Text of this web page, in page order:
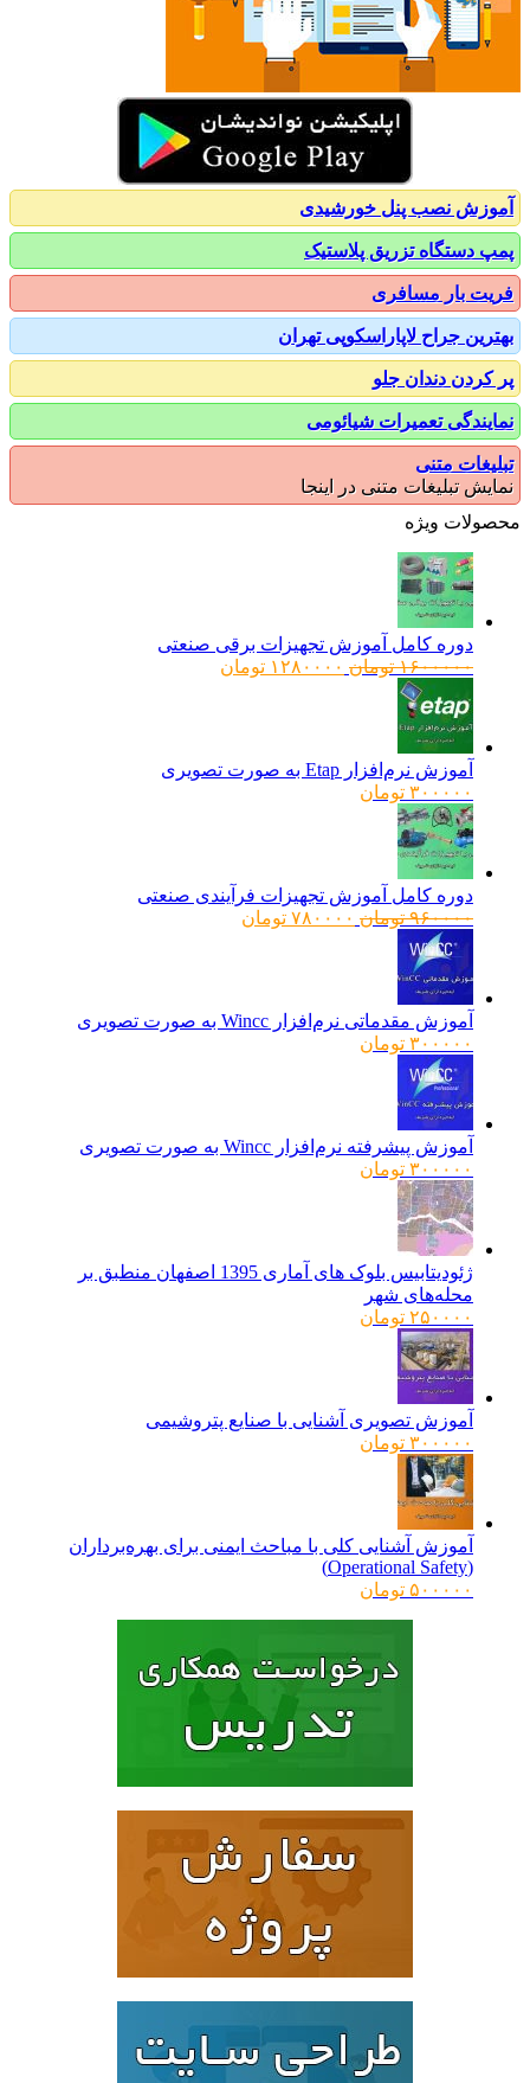
نصب پنل خورشیدی
دستگاه تزریق پلاستیک
بار مسافری
جراح لاپاراسکوپی تهران
دندان جلو
تعمیرات شیائومی
متنی
تبلیغات متنی در اینجا
ویژه
دوره کامل آموزش تجهیزات برقی صنعتی
۱۶۰۰۰۰۰ تومانقیمت
۱۲۸۰۰۰۰ تومانقیمت
آموزش نرم‌افزار Etap به صورت تصویری
۳۰۰۰۰۰ تومان
دوره کامل آموزش تجهیزات فرآیندی صنعتی
۹۶۰۰۰۰ تومانقیمت
۷۸۰۰۰۰ تومانقیمت
آموزش مقدماتی نرم‌افزار Wincc به صورت تصویری
۳۰۰۰۰۰ تومان
آموزش پیشرفته نرم‌افزار Wincc به صورت تصویری
۳۰۰۰۰۰ تومان
ژئودیتابیس بلوک های آماری 1395 اصفهان منطبق بر
محله‌های شهر
۲۵۰۰۰۰ تومان
آموزش تصویری آشنایی با صنایع پتروشیمی
۳۰۰۰۰۰ تومان
آموزش آشنایی کلی با مباحث ایمنی برای بهره‌برداران
۵۰۰۰۰۰ تومان